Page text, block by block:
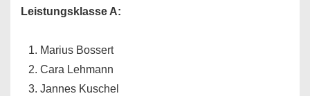
Leistungsklasse A:
Marius Bossert
Cara Lehmann
Jannes Kuschel